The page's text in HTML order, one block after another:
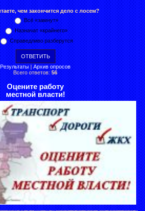
чем закончится дело с лосем?
Всё «замнут»
Назначат «крайнего»
Справедливо разберутся
Результаты | Архив опросов
Всего ответов: 56
Оцените работу
местной власти!